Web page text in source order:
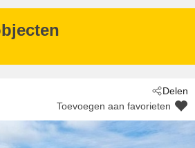
Delen
Toevoegen aan favorieten